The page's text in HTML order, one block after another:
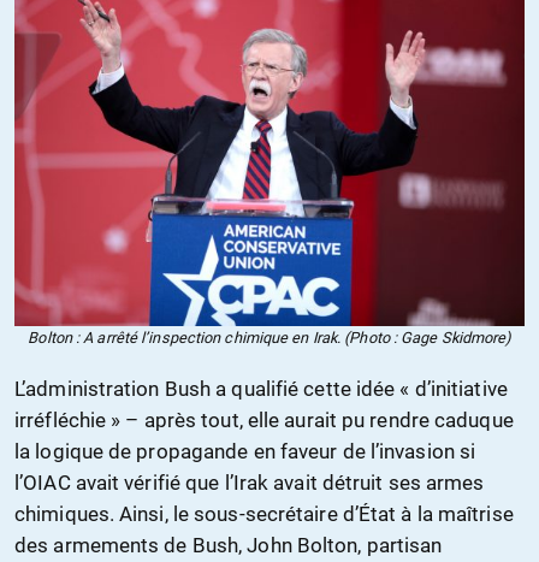
Bolton : A arrêté l’inspection chimique en Irak. (Photo : Gage Skidmore)
L’administration Bush a qualifié cette idée « d’initiative
irréfléchie » – après tout, elle aurait pu rendre caduque
la logique de propagande en faveur de l’invasion si
l’OIAC avait vérifié que l’Irak avait détruit ses armes
chimiques. Ainsi, le sous-secrétaire d’État à la maîtrise
des armements de Bush, John Bolton, partisan